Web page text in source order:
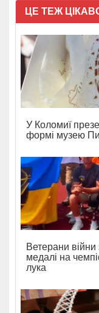
ЦЕ ТЕЖ
У Коломиї
формі музею
Ветерани
медалі на
лука